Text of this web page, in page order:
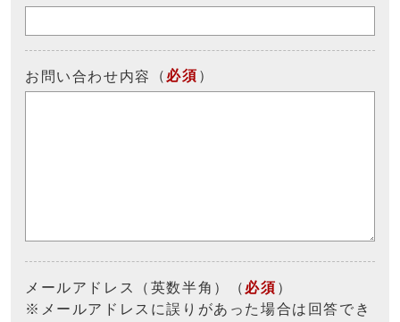
お問い合わせ内容 （ 必須 ）
メールアドレス（英数半角）（ 必須 ）
※メールアドレスに誤りがあった場合は回答でき